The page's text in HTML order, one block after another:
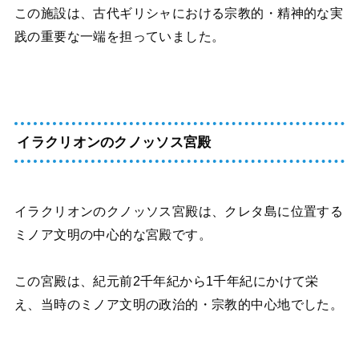
この施設は、古代ギリシャにおける宗教的・精神的な実
践の重要な一端を担っていました。
イラクリオンのクノッソス宮殿
イラクリオンのクノッソス宮殿は、クレタ島に位置する
ミノア文明の中心的な宮殿です。
この宮殿は、紀元前2千年紀から1千年紀にかけて栄
え、当時のミノア文明の政治的・宗教的中心地でした。